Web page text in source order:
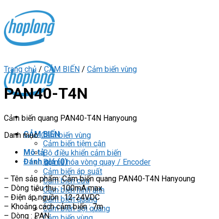
content
CẢM BIẾN
Cảm biến tiệm cận
Bộ điều khiển cảm biến
Bộ mã hóa vòng quay / Encoder
Cảm biến áp suất
Cảm biến cửa
Cảm biến hình ảnh
Cảm biến quang
Cảm biến sợi quang
Trang chủ / CẢM BIẾN / Cảm biến vùng
PAN40-T4N
Cảm biến quang PAN40-T4N Hanyoung
Danh mục:Cảm biến vùng
Mô tả
Đánh giá (0)
– Tên sản phẩm: Cảm biến quang PAN40-T4N Hanyoung
– Dòng tiêu thụ : 100mA max.
– Điện áp nguồn : 12-24VDC
– Khoảng cách cảm biến : 7m
– Dòng : PAN